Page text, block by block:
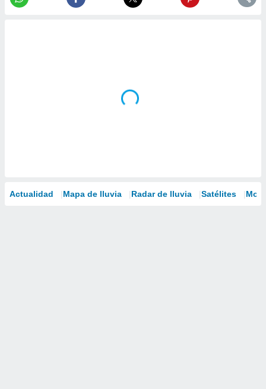
Actualidad Mapa de lluvia Radar de lluvia Satélites